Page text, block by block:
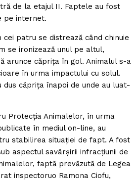
de la etajul II. Faptele au fost
pe internet.
cei patru se distrează când chinuie
se ironizează unul pe altul,
arunce căpriţa în gol. Animalul s-a
în urma impactului cu solul.
dus căpriţa înapoi de unde au luat-
Protecţia Animalelor, în urma
în mediul on-line, au
stabilirea situaţiei de fapt. A fost
aspectul savârşirii infracţiunii de
faptă prevăzută de Legea
inspectoruo Ramona Ciofu,